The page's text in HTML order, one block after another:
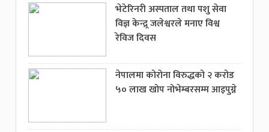
भेटेरिनरी अस्पताल तथा पशु सेवा
विज्ञ केन्द्र्र जलेश्वरले मनाए विश्व
रेविज दिवस
नेपालमा कोरोना विरुद्धको २ करोड
५० लाख खोप नोभेम्बरसम्म आइपुग्ने